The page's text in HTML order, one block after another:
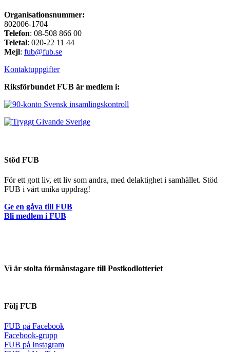
Organisationsnummer:
802006-1704
Telefon: 08-508 866 00
Teletal: 020-22 11 44
Mejl: fub@fub.se
Kontaktuppgifter
Riksförbundet FUB är medlem i:
Stöd FUB
För ett gott liv, ett liv som andra, med delaktighet i samhället. Stöd
FUB i vårt unika uppdrag!
Ge en gåva till FUB
Bli medlem i FUB
Vi är stolta förmånstagare till Postkodlotteriet
Följ FUB
FUB på Facebook
Facebook-grupp
FUB på Instagram